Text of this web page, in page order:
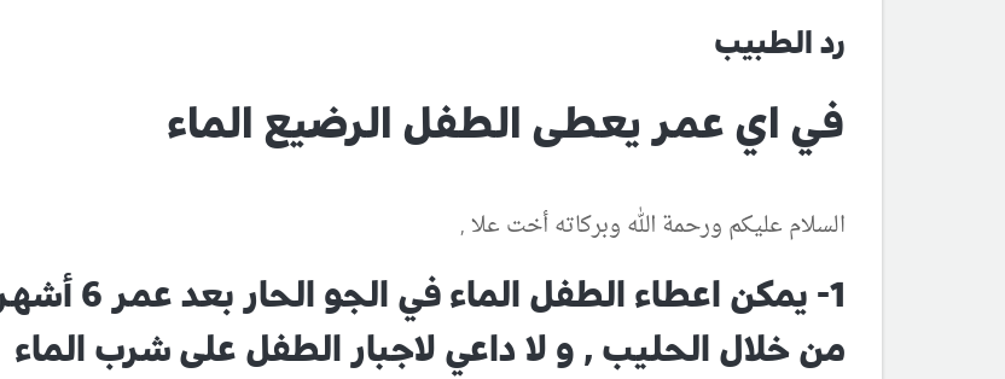
رد الطبيب
في اي عمر يعطى الطفل الرضيع الماء
السلام عليكم ورحمة الله وبركاته أخت علا ,
1- يمكن
من خلال الحليب , و لا داعي لاجبار الطفل على شرب الماء